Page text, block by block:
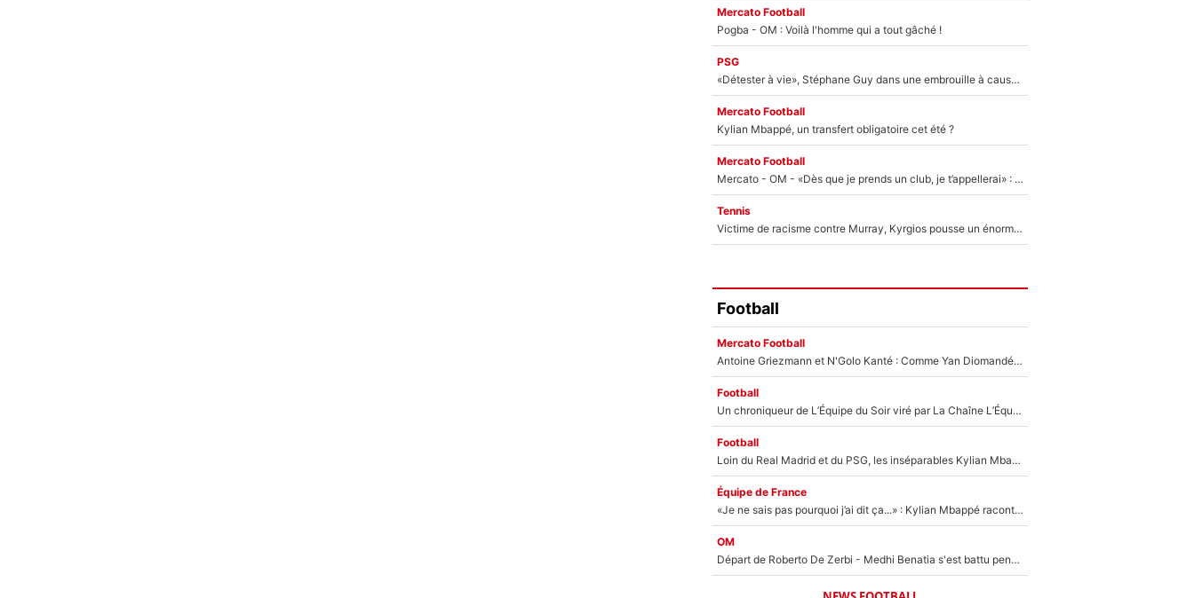
Mercato Football
Pogba - OM : Voilà l'homme qui a tout gâché !
PSG
«Détester à vie», Stéphane Guy dans une embrouille à cause du PSG !
Mercato Football
Kylian Mbappé, un transfert obligatoire cet été ?
Mercato Football
Mercato - OM - «Dès que je prends un club, je t’appellerai» : La promesse de Marcelino au moment de claquer la porte
Tennis
Victime de racisme contre Murray, Kyrgios pousse un énorme coup de gueule !
Football
Mercato Football
Antoine Griezmann et N'Golo Kanté : Comme Yan Diomandé, les deux champions du monde ont refusé de signer au PSG !
Football
Un chroniqueur de L’Équipe du Soir viré par La Chaîne L’Équipe : Même Olivier Ménard n’avait pas pu empêcher son départ, «je l’ai appris sur Twitter, je l’ai vécu assez mal»
Football
Loin du Real Madrid et du PSG, les inséparables Kylian Mbappé et Achraf Hakimi changent d'équipe le temps d'une journée !
Équipe de France
«Je ne sais pas pourquoi j’ai dit ça...» : Kylian Mbappé raconte sa première rencontre avec Zinédine Zidane (et c’est très drôle)
OM
Départ de Roberto De Zerbi - Medhi Benatia s'est battu pendant six mois pour le retenir à l'OM, le PSG a été le naufrage de trop : «Je pars avec toi»